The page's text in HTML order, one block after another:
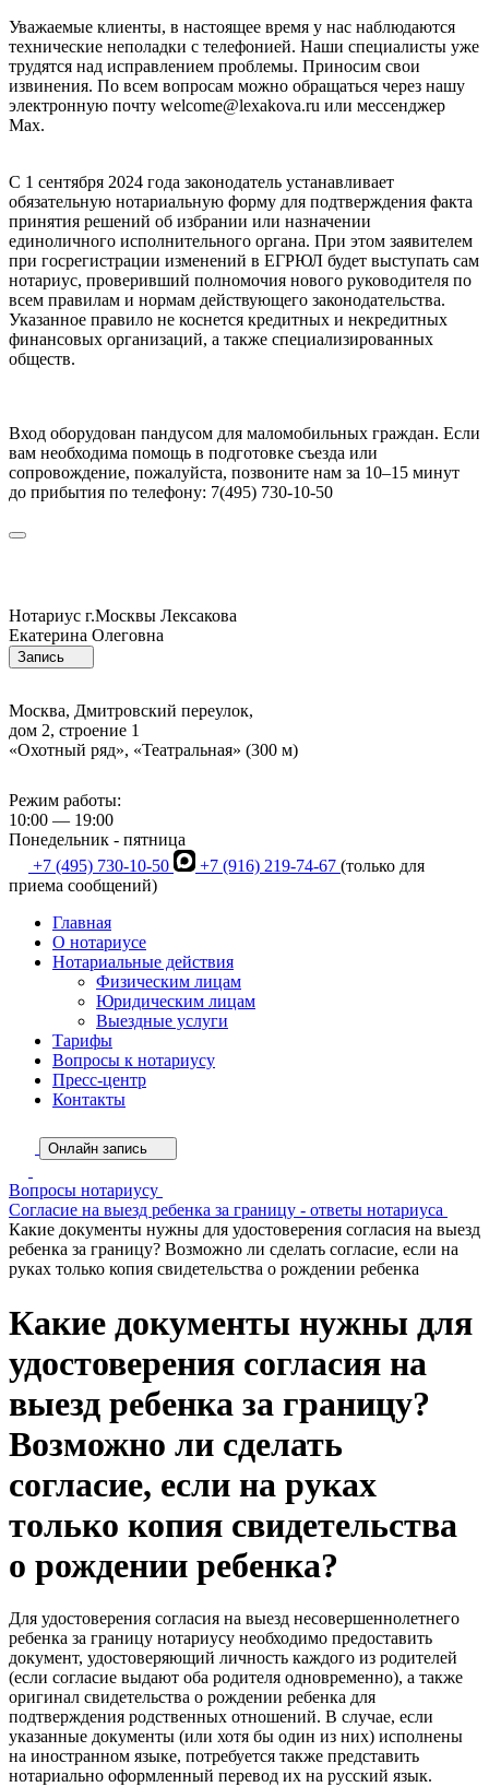
Уважаемые клиенты, в настоящее время у нас наблюдаются
технические неполадки с телефонией. Наши специалисты уже
трудятся над исправлением проблемы. Приносим свои
извинения. По всем вопросам можно обращаться через нашу
электронную почту welcome@lexakova.ru или мессенджер
Max.
С 1 сентября 2024 года законодатель устанавливает
обязательную нотариальную форму для подтверждения факта
принятия решений об избрании или назначении
единоличного исполнительного органа. При этом заявителем
при госрегистрации изменений в ЕГРЮЛ будет выступать сам
нотариус, проверивший полномочия нового руководителя по
всем правилам и нормам действующего законодательства.
Указанное правило не коснется кредитных и некредитных
финансовых организаций, а также специализированных
обществ.
Вход оборудован пандусом для маломобильных граждан. Если
вам необходима помощь в подготовке съезда или
сопровождение, пожалуйста, позвоните нам за 10–15 минут
до прибытия по телефону: 7(495) 730-10-50
Нотариус г.Москвы Лексакова
Екатерина Олеговна
Запись
Москва, Дмитровский переулок,
дом 2, строение 1
«Охотный ряд», «Театральная» (300 м)
Режим работы:
10:00 — 19:00
Понедельник - пятница
+7 (495) 730-10-50
+7 (916) 219-74-67 (только для
приема сообщений)
Главная
О нотариусе
Нотариальные действия
Физическим лицам
Юридическим лицам
Выездные услуги
Тарифы
Вопросы к нотариусу
Пресс-центр
Контакты
Онлайн запись
Вопросы нотариусу
Согласие на выезд ребенка за границу - ответы нотариуса
Какие документы нужны для удостоверения согласия на выезд
ребенка за границу? Возможно ли сделать согласие, если на
руках только копия свидетельства о рождении ребенка
Какие документы нужны для
удостоверения согласия на
выезд ребенка за границу?
Возможно ли сделать
согласие, если на руках
только копия свидетельства
о рождении ребенка?
Для удостоверения согласия на выезд несовершеннолетнего
ребенка за границу нотариусу необходимо предоставить
документ, удостоверяющий личность каждого из родителей
(если согласие выдают оба родителя одновременно), а также
оригинал свидетельства о рождении ребенка для
подтверждения родственных отношений. В случае, если
указанные документы (или хотя бы один из них) исполнены
на иностранном языке, потребуется также представить
нотариально оформленный перевод их на русский язык.